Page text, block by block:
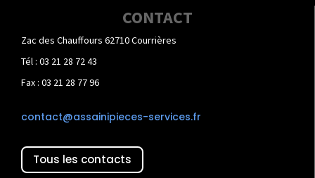
CONTACT
Zac des Chauffours 62710 Courrières
Tél : 03 21 28 72 43
Fax : 03 21 28 77 96
contact@assainipieces-services.fr
Tous les contacts